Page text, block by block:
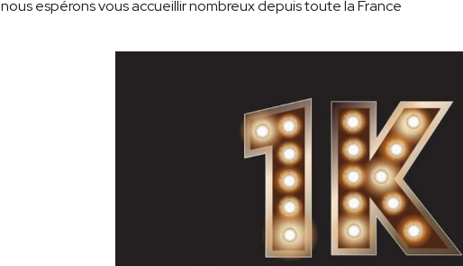
nous espérons vous accueillir nombreux depuis toute la France